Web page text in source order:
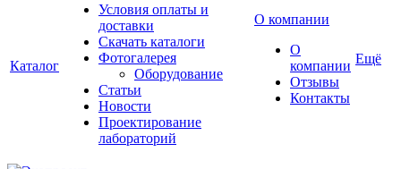
Каталог
Условия оплаты и
доставки
Скачать каталоги
Фотогалерея
Оборудование
Статьи
Новости
Проектирование
лабораторий
О компании
О
компании
Отзывы
Контакты
Ещё